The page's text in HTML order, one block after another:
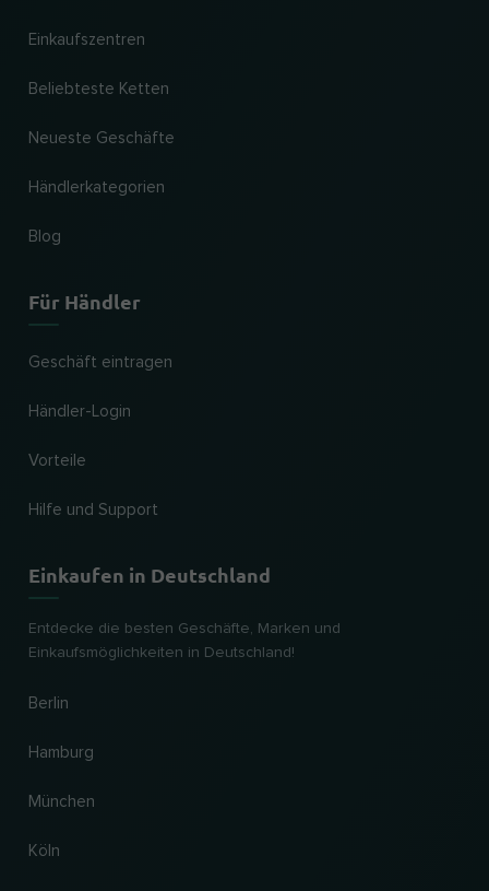
Einkaufszentren
Beliebteste Ketten
Neueste Geschäfte
Händlerkategorien
Blog
Für Händler
Geschäft eintragen
Händler-Login
Vorteile
Hilfe und Support
Einkaufen in Deutschland
Entdecke die besten Geschäfte, Marken und
Einkaufsmöglichkeiten in Deutschland!
Berlin
Hamburg
München
Köln